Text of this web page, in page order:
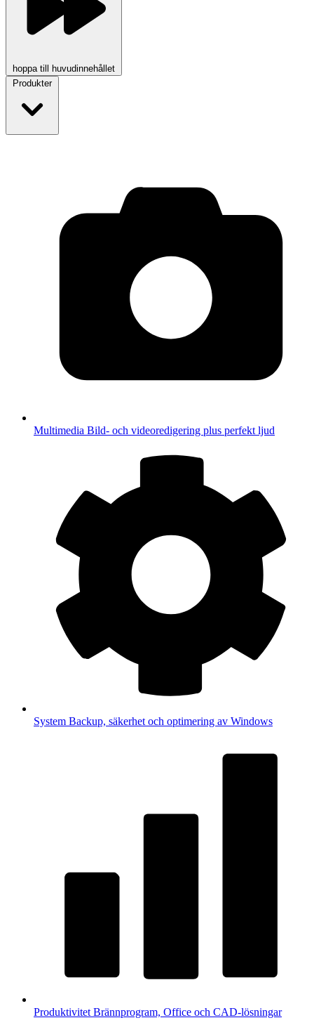
hoppa till huvudinnehållet
Produkter
Multimedia Bild- och videoredigering plus perfekt ljud
System Backup, säkerhet och optimering av Windows
Produktivitet Brännprogram, Office och CAD-lösningar